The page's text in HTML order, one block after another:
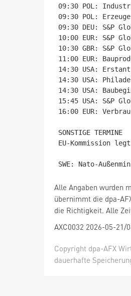
09:30 POL:
09:30 POL:
09:30 DEU: S&P
10:00 EUR: S&P
10:30 GBR: S&P
11:00 EUR:
14:30 USA:
14:30 USA:
14:30 USA:
15:45 USA: S&P
16:00 EUR:
SONSTIGE TERMINE
EU-Kommission
Alle Angaben wurden
übernimmt die dpa-
die Richtigkeit. Alle
AXC0032 2026-05-21/
Copyright dpa-AFX
dauerhafte